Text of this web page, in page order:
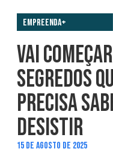
Empreenda+
VAI
SEGREDOS
PRECISA
DESISTIR
15 DE AGOSTO DE 2025